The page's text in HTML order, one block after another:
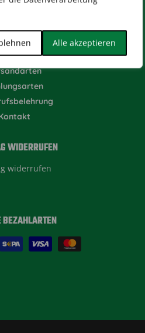
Alle akzeptieren
KONTAKT
WIDERRUFEN
widerrufen
BEZAHLARTEN